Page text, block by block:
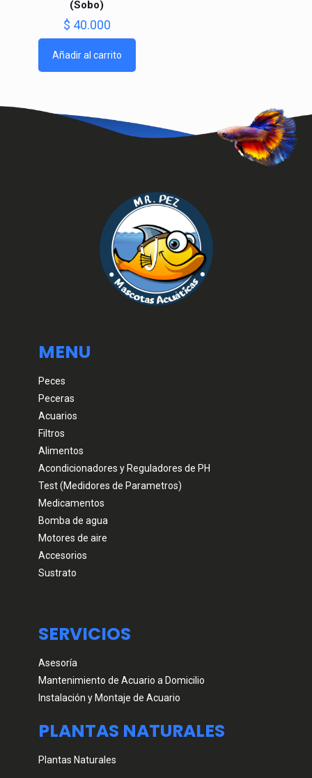
⁠(Sobo)
$ 40.000
Añadir al carrito
MENU
Peces
Peceras
Acuarios
Filtros
Alimentos
Acondicionadores y Reguladores de PH
Test (Medidores de Parametros)
Medicamentos
Bomba de agua
Motores de aire
Accesorios
Sustrato
SERVICIOS
Asesoría
Mantenimiento de Acuario a Domicilio
Instalación y Montaje de Acuario
PLANTAS NATURALES
Plantas Naturales